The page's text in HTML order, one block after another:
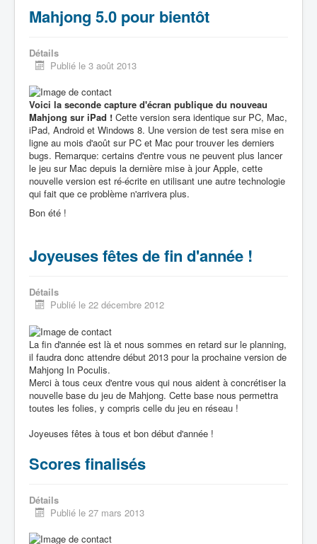
Mahjong 5.0 pour bientôt
Détails
Publié le 3 août 2013
Voici la seconde capture d'écran publique du nouveau
Mahjong sur iPad ! Cette version sera identique sur PC, Mac,
iPad, Android et Windows 8. Une version de test sera mise en
ligne au mois d'août sur PC et Mac pour trouver les derniers
bugs. Remarque: certains d'entre vous ne peuvent plus lancer
le jeu sur Mac depuis la dernière mise à jour Apple, cette
nouvelle version est ré-écrite en utilisant une autre technologie
qui fait que ce problème n'arrivera plus.
Bon été !
Joyeuses fêtes de fin d'année !
Détails
Publié le 22 décembre 2012
La fin d'année est là et nous sommes en retard sur le planning,
il faudra donc attendre début 2013 pour la prochaine version de
Mahjong In Poculis.
Merci à tous ceux d'entre vous qui nous aident à concrétiser la
nouvelle base du jeu de Mahjong. Cette base nous permettra
toutes les folies, y compris celle du jeu en réseau !
Joyeuses fêtes à tous et bon début d'année !
Scores finalisés
Détails
Publié le 27 mars 2013